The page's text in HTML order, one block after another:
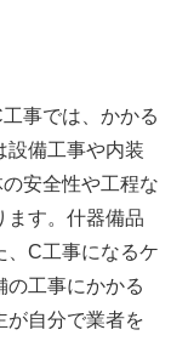
事では、かかる
設備工事や内装
安全性や工程な
ます。什器備品
、C工事になるケ
の工事にかかる
が自分で業者を